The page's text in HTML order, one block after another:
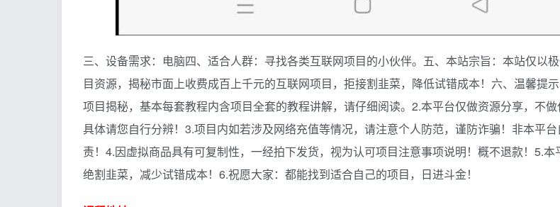
三、设备需求：电脑四、适合人群：寻找各类互联网项目的小伙伴。五、本站宗旨：本站仅以
目资源，揭秘市面上收费成百上千元的互联网项目，拒接割韭菜，降低试错成本！六、温馨提
项目揭秘，基本每套教程内含项目全套的教程讲解，请仔细阅读。2.本平台仅做资源分享，不做
具体请您自行分辨！3.项目内如若涉及网络充值等情况，请注意个人防范，谨防诈骗！非本平
责！4.因虚拟商品具有可复制性，一经拍下发货，视为认可项目注意事项说明！概不退款！5.本
绝割韭菜，减少试错成本！6.祝愿大家：都能找到适合自己的项目，日进斗金！